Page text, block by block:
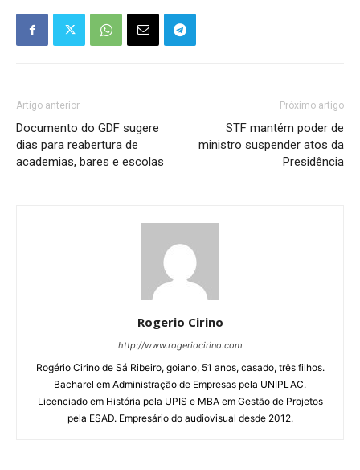
Artigo anterior
Documento do GDF sugere
dias para reabertura de
academias, bares e escolas
Próximo artigo
STF mantém poder de
ministro suspender atos da
Presidência
Rogerio Cirino
http://www.rogeriocirino.com
Rogério Cirino de Sá Ribeiro, goiano, 51 anos, casado, três filhos.
Bacharel em Administração de Empresas pela UNIPLAC.
Licenciado em História pela UPIS e MBA em Gestão de Projetos
pela ESAD. Empresário do audiovisual desde 2012.